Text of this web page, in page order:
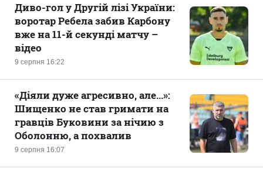
9 серпня 16:22
Диво-гол у Другій лізі України:
воротар Ребела забив Карбону
вже на 11-й секунді матчу –
відео
9 серпня 16:07
«Діяли дуже агресивно, але...»:
Шищенко не став гримати на
гравців Буковини за нічию з
Оболонню, а похвалив